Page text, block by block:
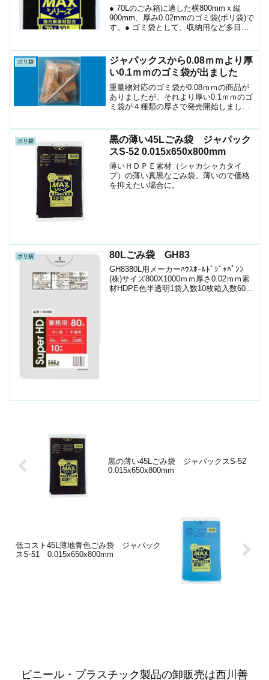
● 70Lのごみ箱に適した横800mmｘ縦
900mm、厚み0.02mmのゴミ袋(ポリ袋)で
す。● ゴミ袋として、収納用など多目的
縦の引っ張りに優れ、厚みが薄くても...
ポリ袋
ジャパックスから0.08ｍｍより厚
い0.1ｍｍのゴミ袋が出ました
重量物対応のゴミ袋が0.08ｍｍの商品が
ありましたが、それより厚い0.1ｍｍのゴ
ミ袋が４種類の厚さで発売開始しまし
PL4100.145ℓ650x...
ポリ袋
黒の薄い45Lごみ袋 ジャパック
スS-52 0.015x650x800mm
薄いＨＤＰＥ素材（シャカシャカタイ
プ）の薄い真黒なごみ袋。薄いので価格
を抑えたい場合に。
ポリ袋 80Lごみ袋 GH83
GH8380L用メーカーﾊｳｽﾎｰﾙﾄﾞｼﾞｬﾊﾟﾝﾝ
(株)サイズ800X1000ｍｍ厚さ0.02ｍｍ素
材HDPE色半透明1袋入数10枚箱入数600
黒の薄い45Lごみ袋 ジャパックスS-52
0.015x650x800mm
低コスト45L薄地青色ごみ袋 ジャパック
スS-51 0.015x650x800mm
ビニール・プラスチック製品の卸販売は西川善